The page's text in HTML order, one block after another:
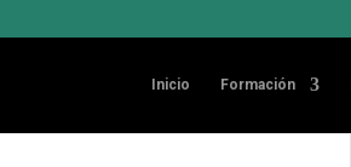
Inicio Formación